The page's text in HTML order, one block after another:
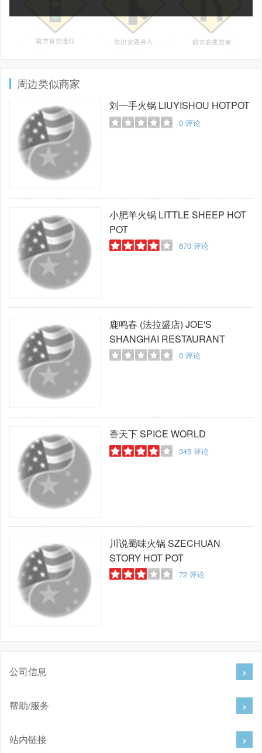
周边类似商家
刘一手火锅 LIUYISHOU HOTPOT
0评论
小肥羊火锅 LITTLE SHEEP HOT
POT
670评论
鹿鸣春 (法拉盛店) JOE'S
SHANGHAI RESTAURANT
0评论
香天下SPICE WORLD
345评论
川说蜀味火锅 SZECHUAN
STORY HOT POT
72评论
公司信息
帮助/服务
站内链接